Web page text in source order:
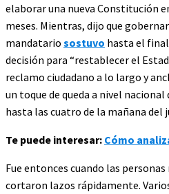
elaborar una nueva Constitución
meses. Mientras, dijo que
mandatario sostuvo hasta el
decisión para “restablecer el
reclamo ciudadano a lo largo y
un toque de queda a nivel nacional
hasta las cuatro de la mañana del
Te puede interesar: Cómo
Fue entonces cuando las
cortaron lazos rápidamente.